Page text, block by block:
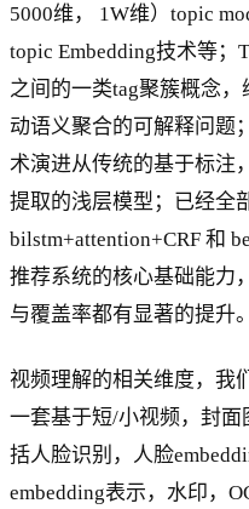
5000维， 1W维）topic
topic Embedding技术等；
之间的一类tag聚簇概念
动语义聚合的可解释问题
术演进从传统的基于标注
提取的浅层模型；已经全
bilstm+attention+CRF 和
推荐系统的核心基础能力
与覆盖率都有显著的提升。
视频理解的相关维度，我
一套基于短/小视频，封
括人脸识别，人脸
embedding表示，水印，